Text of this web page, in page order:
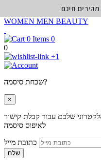
WOMEN MEN BEAUTY
0
0
+1
שכחת סיסמה?
×
שלכם עבור קבלת קישור
לאיפוס סיסמה
שלח
חינם